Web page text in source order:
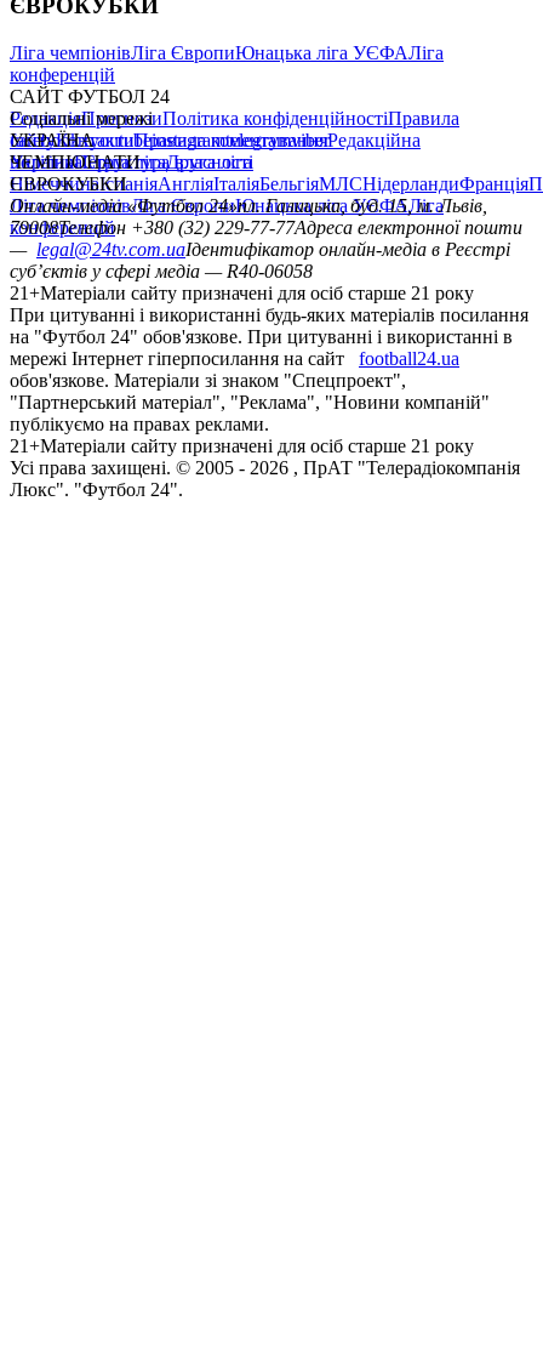
ЄВРОКУБКИ
Ліга чемпіонівЛіга ЄвропиЮнацька ліга УЄФАЛіга
конференцій
САЙТ ФУТБОЛ 24
РедакціяПрогнозиПолітика конфіденційностіПравила
сайтуКонтактиПравила коментуванняРедакційна
політикаСтруктура власності
Соціальні мережі
facebookxyoutubeinstagramtelegramviber
УКРАЇНА
УкраїнаПерша лігаДруга ліга
ЧЕМПІОНАТИ
НімеччинаІспаніяАнгліяІталіяБельгіяМЛСНідерландиФранція
ЄВРОКУБКИ
Ліга чемпіонівЛіга ЄвропиЮнацька ліга УЄФАЛіга
конференцій
Онлайн-медіа «Футбол 24»пл. Галицька, буд. 15, м. Львів,
79008Телефон +380 (32) 229-77-77Адреса електронної пошти
— legal@24tv.com.uaІдентифікатор онлайн-медіа в Реєстрі
суб’єктів у сфері медіа — R40-06058
21+Матеріали сайту призначені для осіб старше 21 року
При цитуванні і використанні будь-яких матеріалів посилання
на "Футбол 24" обов'язкове. При цитуванні і використанні в
мережі Інтернет гіперпосилання на сайт
football24.ua
обов'язкове. Матеріали зі знаком "Спецпроект",
"Партнерський матеріал", "Реклама", "Новини компаній"
публікуємо на правах реклами.
21+Матеріали сайту призначені для осіб старше 21 року
Усi права захищенi. © 2005 - 2026 , ПрАТ "Телерадіокомпанія
Люкс". "Футбол 24".